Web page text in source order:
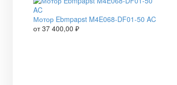
Мотор Ebmpapst M4E068-DF01-50 AC
от37 400,00 ₽